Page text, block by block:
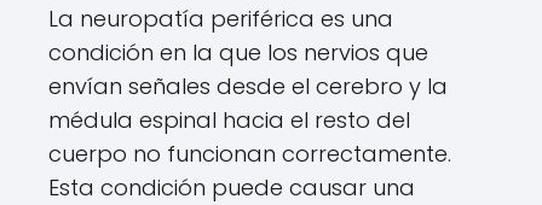
La neuropatía periférica es una
condición en la que los nervios que
envían señales desde el cerebro y la
médula espinal hacia el resto del
cuerpo no funcionan correctamente.
Esta condición puede causar una